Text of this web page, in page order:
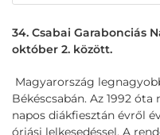
34. Csabai Garabonciás
október 2. között.
Magyarország
Békéscsabán. Az 1992
napos diákfiesztán évről
óriási lelkesedéssel. A